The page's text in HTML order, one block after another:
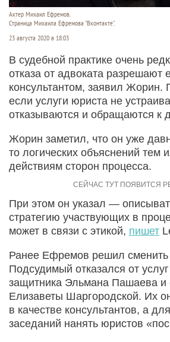
Актер Михаил Ефремов.
Страница Михаила Ефремова "Вконтакте".
23 августа 2020 в 18:03
В судебной практике очень
отказа от адвоката разрешают
консультантом, заявил Жорин.
если услуги юриста не
отказываются и обращаются к
Жорин заметил, что он уже
то логических объяснений тем
действиям сторон процесса.
При этом он указал —
стратегию участвующих в
может в связи с этикой, пишет
Ранее Ефремов решил сменить
Подсудимый отказался от
защитника Эльмана Пашаева и
Елизаветы Шаргородской. Их
в качестве консультантов, а
заседаний нанять юристов